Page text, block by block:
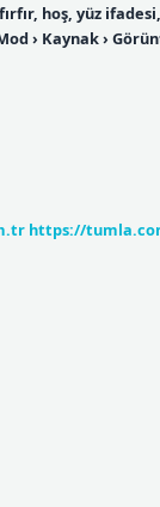
hoş, yüz
› Kaynak ›
https://